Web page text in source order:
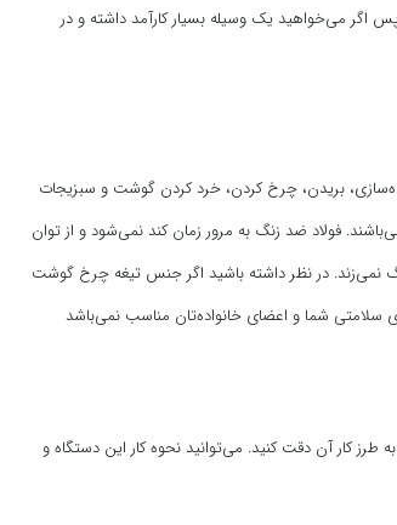
پس اگر می‌خواهید یک وسیله بسیار کارآمد داشته و در
بریدن، چرخ کردن، خرد کردن گوشت و سبزیجات
فولاد ضد زنگ به مرور زمان کند نمی‌شود و از توان
نمی‌زند. در نظر داشته باشید اگر جنس تیغه چرخ گوشت
طرز کار آن دقت کنید. می‌توانید نحوه کار این دستگاه و